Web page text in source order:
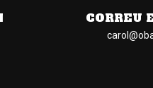
CORREU